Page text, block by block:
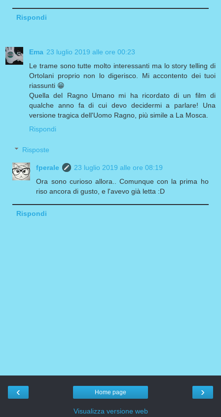
Rispondi
Ema 23 luglio 2019 alle ore 00:23
Le trame sono tutte molto interessanti ma lo story telling di
Ortolani proprio non lo digerisco. Mi accontento dei tuoi
riassunti 😁
Quella del Ragno Umano mi ha ricordato di un film di
qualche anno fa di cui devo decidermi a parlare! Una
versione tragica dell'Uomo Ragno, più simile a La Mosca.
Rispondi
Risposte
fperale
23 luglio 2019 alle ore 08:19
Ora sono curioso allora.. Comunque con la prima ho
riso ancora di gusto, e l'avevo già letta :D
Rispondi
‹ ›
Home page
Visualizza versione web